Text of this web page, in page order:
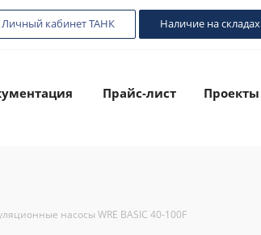
Личный кабинет ТАНК Наличие на складах
Прайс-лист Проекты
насосы WRE BASIC 40-100F